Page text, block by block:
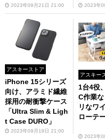
COVER for iPhone
15 Pro／15 Pro Ma
2023年09月21日 21:00
A/1 PD
2023年
アスキーストア
iPhone 15シリーズ
向け、アラミド繊維
採用の耐衝撃ケース
「Ultra Slim & Ligh
t Case DURO」
2023年09月19日 21:00
アスキー
1台4役
C作業
リなワ
ローテ
2023年